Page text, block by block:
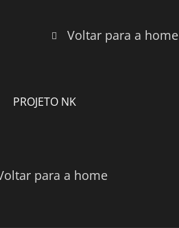
Voltar para a home
PROJETO NK
para a home